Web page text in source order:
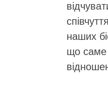
наших
що саме